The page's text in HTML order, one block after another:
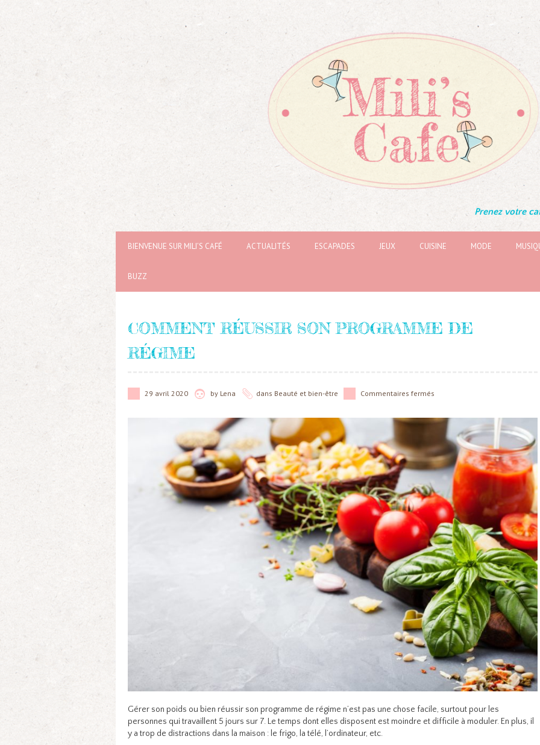
Prenez votre
BIENVENUE SUR MILI’S CAFÉ ACTUALITÉS ESCAPADES JEUX CUISINE MODE
BUZZ
COMMENT RÉUSSIR SON PROGRAMME DE
RÉGIME
29 avril 2020 by Lena dans Beauté et bien-être Commentaires fermés
Gérer son poids ou bien réussir son programme de régime n’est pas une chose facile, surtout pour les
personnes qui travaillent 5 jours sur 7. Le temps dont elles disposent est moindre et difficile à moduler. En plus, il
y a trop de distractions dans la maison : le frigo, la télé, l’ordinateur, etc.